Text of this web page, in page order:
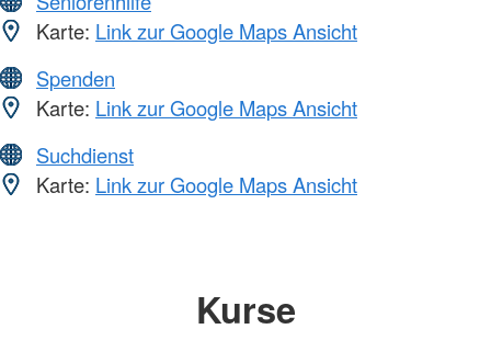
Karte: Link zur Google Maps Ansicht
Spenden
Karte: Link zur Google Maps Ansicht
Suchdienst
Karte: Link zur Google Maps Ansicht
Kurse